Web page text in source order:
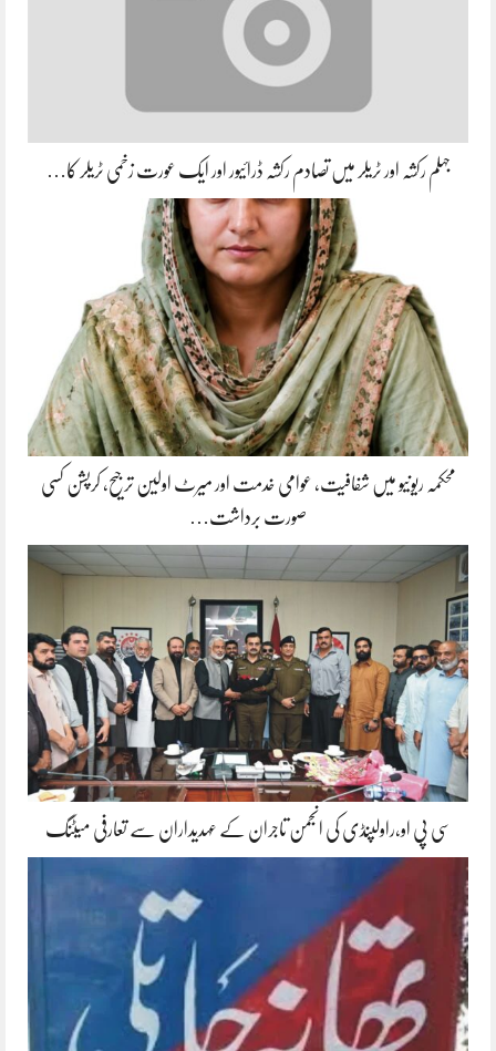
جہلم رکشہ اور ٹریلر میں تصادم رکشہ ڈرائیور اور ایک عورت زخمی ٹریلر کا…
محکمہ ریونیو میں شفافیت، عوامی خدمت اور میرٹ اولین ترجیح، کرپشن کسی
صورت برداشت…
سی پی او،راولپنڈی کی انجمن تاجران کے عہدیداران سے تعارفی میٹنگ